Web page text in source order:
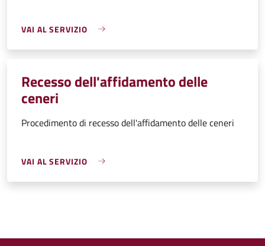
VAI AL SERVIZIO
Recesso dell'affidamento delle
ceneri
Procedimento di recesso dell'affidamento delle ceneri
VAI AL SERVIZIO